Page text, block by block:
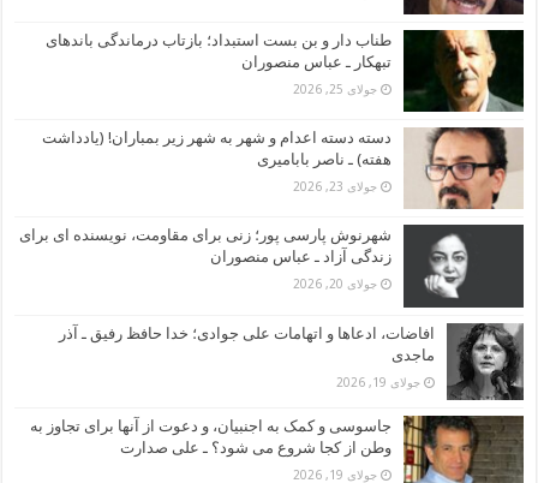
طناب دار و بن بست استبداد؛ بازتاب درماندگی باندهای
تبهکار ـ عباس منصوران
جولای 25, 2026
دسته دسته اعدام و شهر به شهر زیر بمباران! (یادداشت
هفته) ـ ناصر بابامیری
جولای 23, 2026
شهرنوش پارسی پور؛ زنی برای مقاومت، نویسنده ای برای
زندگی آزاد ـ عباس منصوران
جولای 20, 2026
افاضات، ادعاها و اتهامات علی جوادی؛ خدا حافظ رفیق ـ آذر
ماجدی
جولای 19, 2026
جاسوسی و کمک به اجنبیان، و دعوت از آنها برای تجاوز به
وطن از کجا شروع می شود؟ ـ علی صدارت
جولای 19, 2026